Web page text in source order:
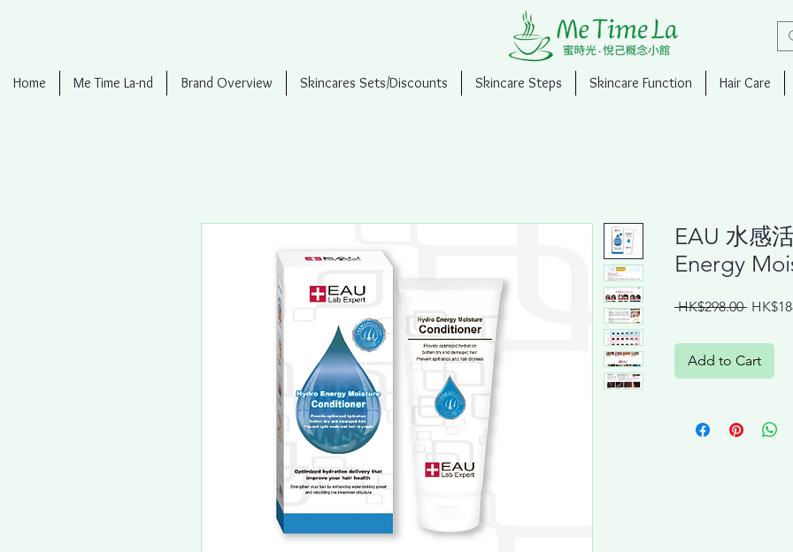
Home Me Time La-nd Brand Overview Skincares Sets/Discounts Skincare Steps Skincare Function Hair Care
EAU ⽔感
Energy
HK$298.00 Regular
Add to Cart